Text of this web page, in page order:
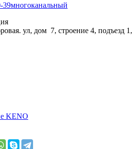
39многоканальный
ул, дом 7, строение 4, подъезд 1,
KENO